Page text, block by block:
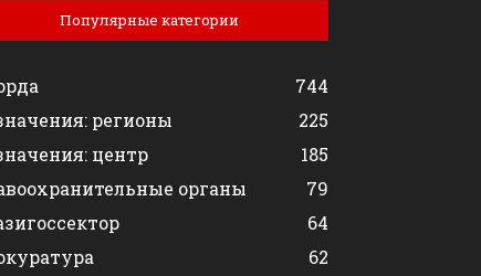
Популярные категории
744
регионы
225
центр
185
органы
79
64
62